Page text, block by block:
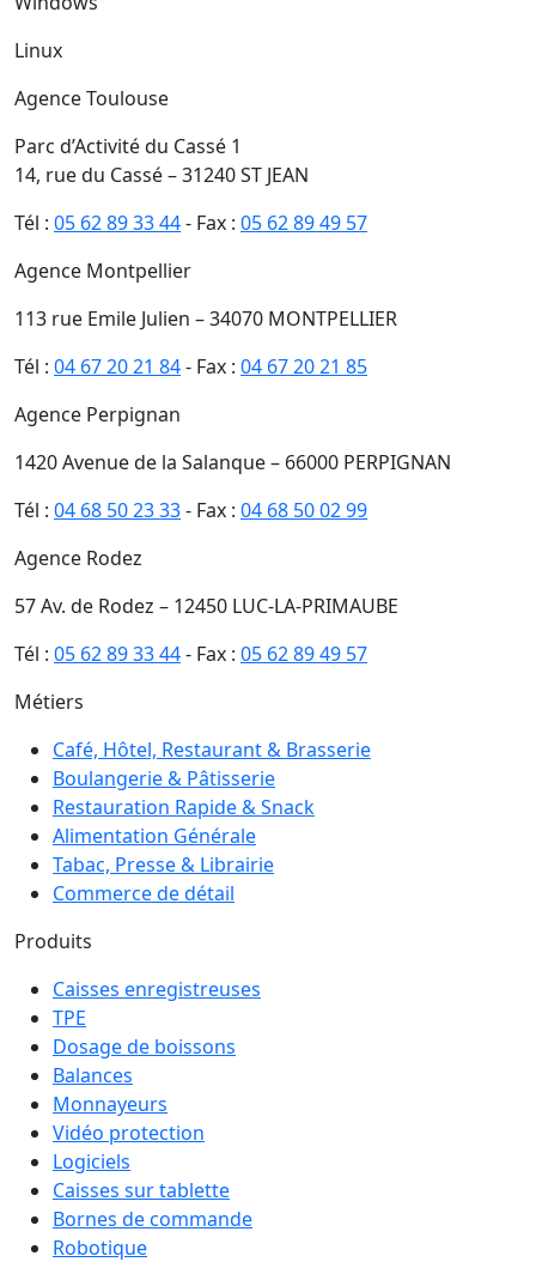
Linux
Agence Toulouse
Parc d’Activité du Cassé 1
14, rue du Cassé – 31240 ST JEAN
Tél : 05 62 89 33 44- Fax : 05 62 89 49 57
Agence Montpellier
113 rue Emile Julien – 34070 MONTPELLIER
Tél : 04 67 20 21 84- Fax : 04 67 20 21 85
Agence Perpignan
1420 Avenue de la Salanque – 66000 PERPIGNAN
Tél : 04 68 50 23 33- Fax : 04 68 50 02 99
Agence Rodez
57 Av. de Rodez – 12450 LUC-LA-PRIMAUBE
Tél : 05 62 89 33 44- Fax : 05 62 89 49 57
Métiers
Café, Hôtel, Restaurant & Brasserie
Boulangerie & Pâtisserie
Restauration Rapide & Snack
Alimentation Générale
Tabac, Presse & Librairie
Commerce de détail
Produits
Caisses enregistreuses
TPE
Dosage de boissons
Balances
Monnayeurs
Vidéo protection
Logiciels
Caisses sur tablette
Bornes de commande
Robotique